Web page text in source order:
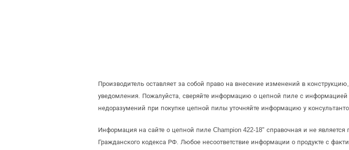
Производитель оставляет за собой право на внесение изменений в
уведомления. Пожалуйста, сверяйте информацию о цепной пиле с
недоразумений при покупке цепной пилы уточняйте информацию у
Информация на сайте о цепной пиле Champion 422-18" справочная и не
Гражданского кодекса РФ. Любое несоответствие информации о продукте с